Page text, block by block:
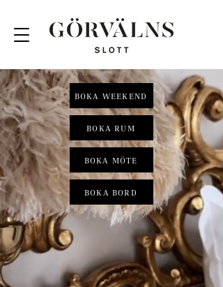
BOKA WEEKEND
BOKA RUM
BOKA MÖTE
BOKA BORD